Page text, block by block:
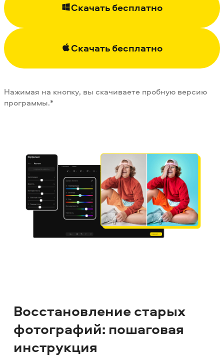
Скачать бесплатно
Скачать бесплатно
Нажимая на кнопку, вы скачиваете пробную версию
программы.*
Восстановление старых
фотографий: пошаговая
инструкция